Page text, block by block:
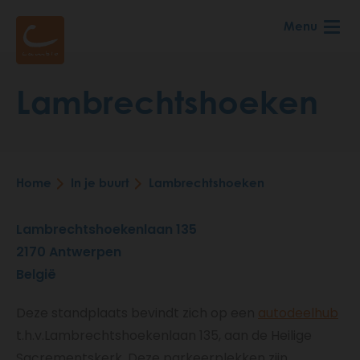
Menu
Lambrechtshoeken
Home In je buurt Lambrechtshoeken
Lambrechtshoekenlaan 135
2170 Antwerpen
België
autodeelhub